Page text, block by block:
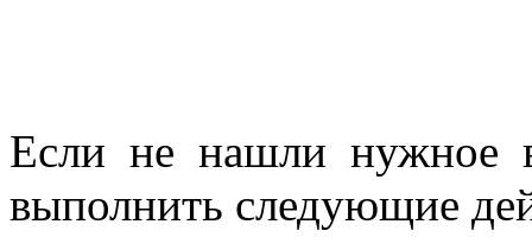
Если не нашли нужное
выполнить следующие